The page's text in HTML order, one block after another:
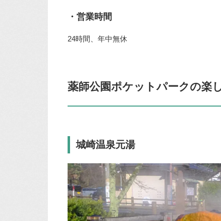
・営業時間
24時間、年中無休
薬師公園ポケットパークの楽
城崎温泉元湯